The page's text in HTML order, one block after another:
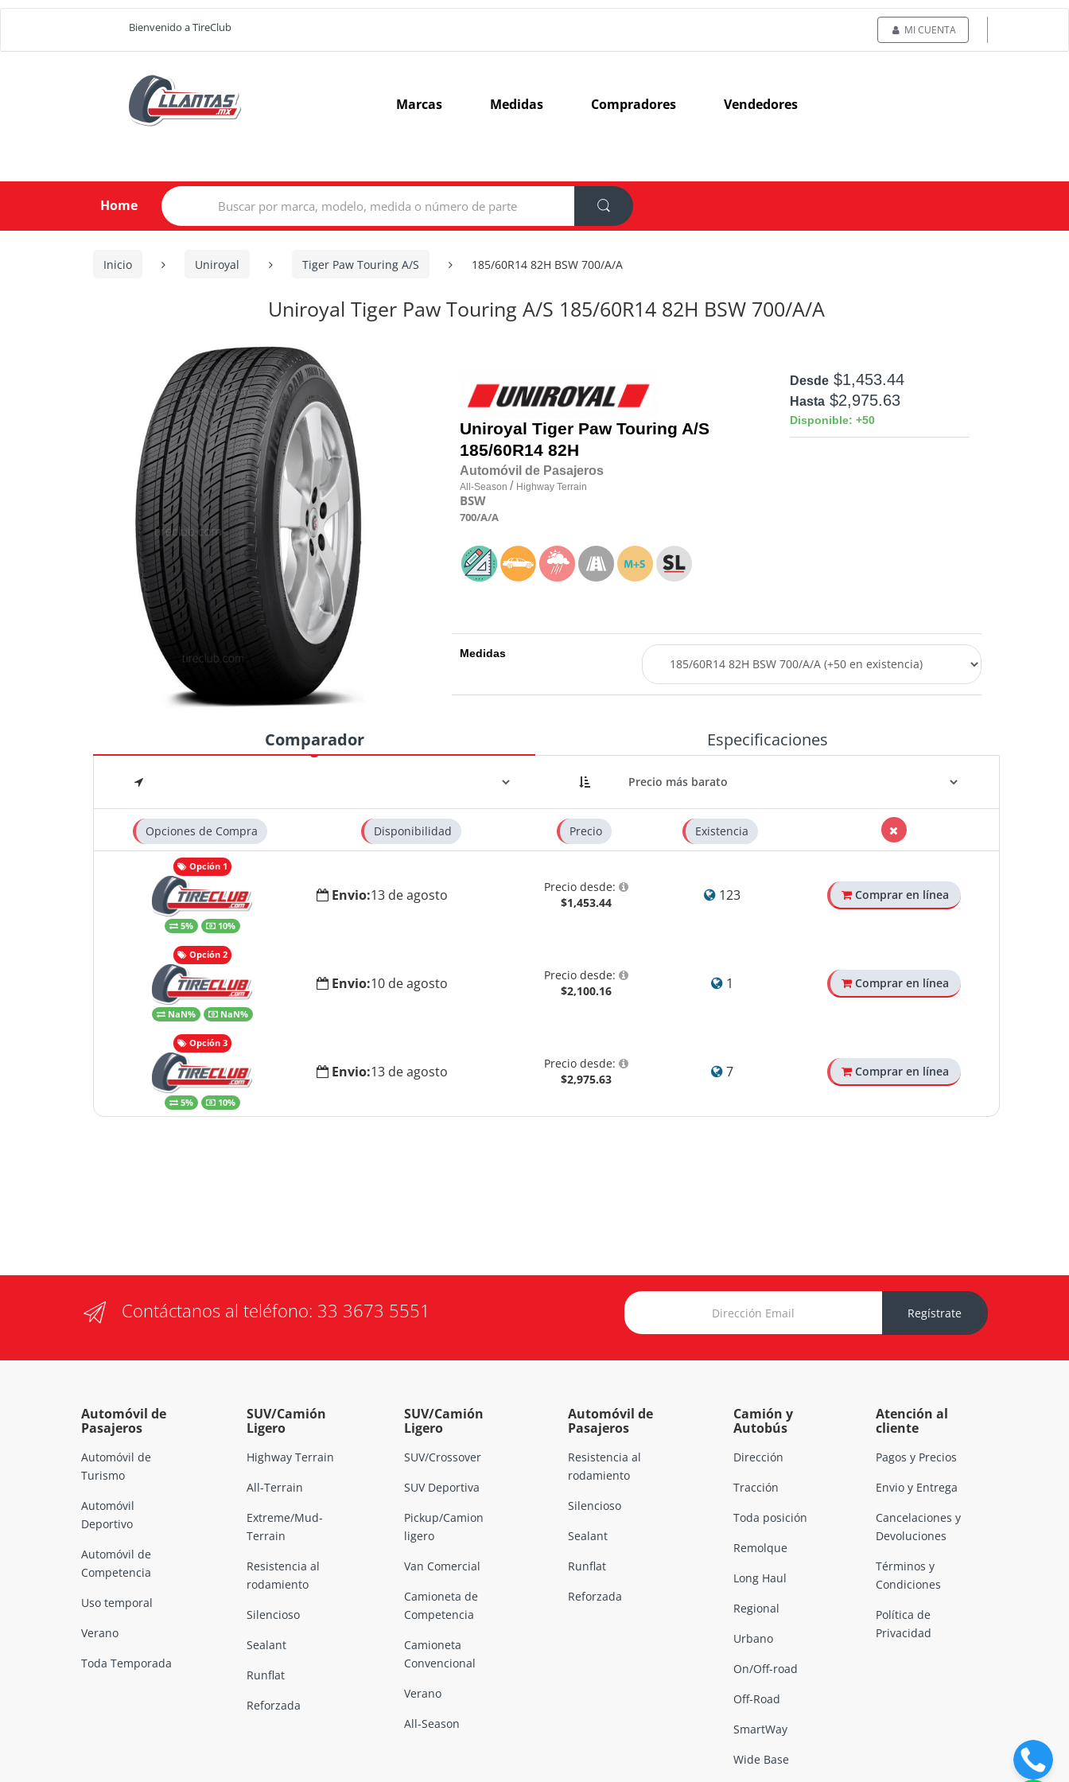
Bienvenido a TireClub MI CUENTA
Marcas Medidas Compradores Vendedores
Home
Search
for:
Inicio Uniroyal Tiger Paw Touring A/S 185/60R14 82H BSW 700/A/A
Uniroyal Tiger Paw Touring A/S 185/60R14 82H BSW 700/A/A
Uniroyal Tiger Paw Touring A/S
185/60R14 82H
Automóvil de Pasajeros
All-Season / Highway Terrain
BSW
700/A/A
Desde $1,453.44
Hasta $2,975.63
Disponible: +50
Medidas
Comparador Especificaciones
Opciones de Compra Disponibilidad Precio Existencia
Opción 1
5% 10%
Envio:13 de agosto
Precio desde:
$1,453.44
123 Comprar en línea
Opción 2
NaN% NaN%
Envio:10 de agosto
Precio desde:
$2,100.16
1 Comprar en línea
Opción 3
5% 10%
Envio:13 de agosto
Precio desde:
$2,975.63
7 Comprar en línea
Contáctanos al teléfono: 33 3673 5551 Regístrate
Automóvil de
Pasajeros
Automóvil de
Turismo
Automóvil
Deportivo
Automóvil de
Competencia
Uso temporal
Verano
Toda Temporada
SUV/Camión
Ligero
Highway Terrain
All-Terrain
Extreme/Mud-
Terrain
Resistencia al
rodamiento
Silencioso
Sealant
Runflat
Reforzada
SUV/Camión
Ligero
SUV/Crossover
SUV Deportiva
Pickup/Camion
ligero
Van Comercial
Camioneta de
Competencia
Camioneta
Convencional
Verano
All-Season
Automóvil de
Pasajeros
Resistencia al
rodamiento
Silencioso
Sealant
Runflat
Reforzada
Camión y
Autobús
Dirección
Tracción
Toda posición
Remolque
Long Haul
Regional
Urbano
On/Off-road
Off-Road
SmartWay
Wide Base
Atención al
cliente
Pagos y Precios
Envio y Entrega
Cancelaciones y
Devoluciones
Términos y
Condiciones
Política de
Privacidad